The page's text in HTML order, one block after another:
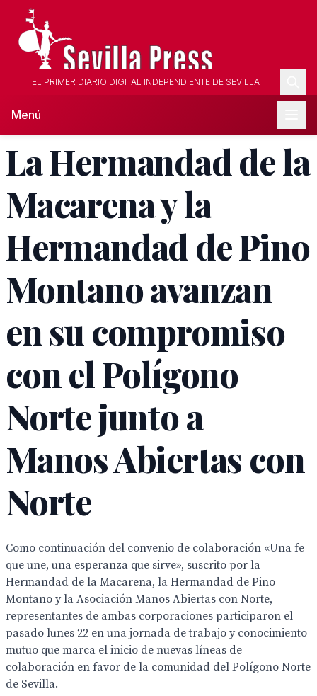
EL PRIMER DIARIO DIGITAL INDEPENDIENTE DE SEVILLA
Menú
La Hermandad de la
Macarena y la
Hermandad de Pino
Montano avanzan
en su compromiso
con el Polígono
Norte junto a
Manos Abiertas con
Norte
Como continuación del convenio de colaboración «Una fe
que une, una esperanza que sirve», suscrito por la
Hermandad de la Macarena, la Hermandad de Pino
Montano y la Asociación Manos Abiertas con Norte,
representantes de ambas corporaciones participaron el
pasado lunes 22 en una jornada de trabajo y conocimiento
mutuo que marca el inicio de nuevas líneas de
colaboración en favor de la comunidad del Polígono Norte
de Sevilla.